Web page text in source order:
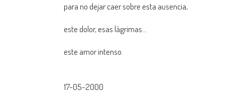
para no dejar caer sobre esta ausencia,
este dolor, esas lágrimas…
este amor intenso.
17-05-2000